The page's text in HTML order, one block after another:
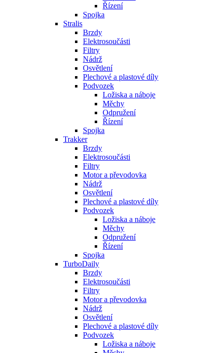
Řízení
Spojka
Stralis
Brzdy
Elektrosoučásti
Filtry
Nádrž
Osvětlení
Plechové a plastové díly
Podvozek
Ložiska a náboje
Měchy
Odpružení
Řízení
Spojka
Trakker
Brzdy
Elektrosoučásti
Filtry
Motor a převodovka
Nádrž
Osvětlení
Plechové a plastové díly
Podvozek
Ložiska a náboje
Měchy
Odpružení
Řízení
Spojka
TurboDaily
Brzdy
Elektrosoučásti
Filtry
Motor a převodovka
Nádrž
Osvětlení
Plechové a plastové díly
Podvozek
Ložiska a náboje